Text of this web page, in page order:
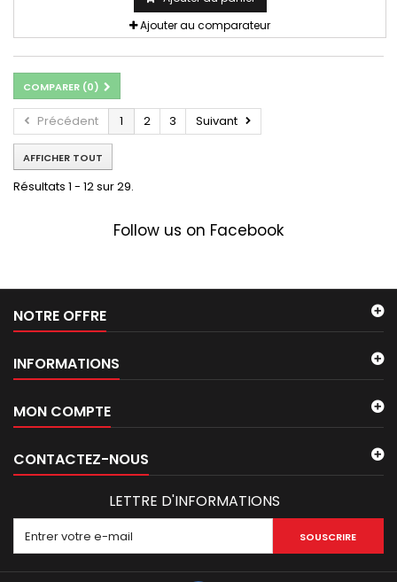
Ajouter au comparateur
COMPARER (0)
Précédent 1 2 3 Suivant
AFFICHER TOUT
Résultats 1 - 12 sur 29.
Follow us on Facebook
NOTRE OFFRE
INFORMATIONS
MON COMPTE
CONTACTEZ-NOUS
LETTRE D'INFORMATIONS
SOUSCRIRE